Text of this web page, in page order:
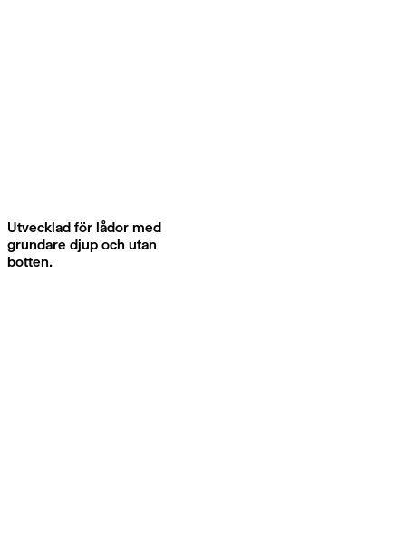
Utvecklad för lådor med
grundare djup och utan
botten.